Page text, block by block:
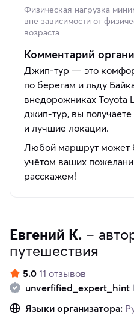
Физическая нагрузка
вне зависимости от
возраста
Комментарий
Джип-тур — это
по берегам и льду
внедорожниках Toyota
джип-тур, вы
и лучшие локации.
Любой маршрут может
учётом ваших
расскажем!
Евгений К. –
путешествия
5.0 11 отзывов
unverfified_expert_hint
Языки организатора: